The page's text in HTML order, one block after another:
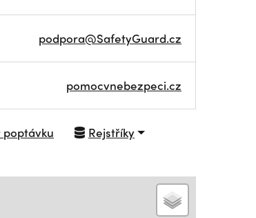
podpora@SafetyGuard.cz
pomocvnebezpeci.cz
poptávku Rejstříky